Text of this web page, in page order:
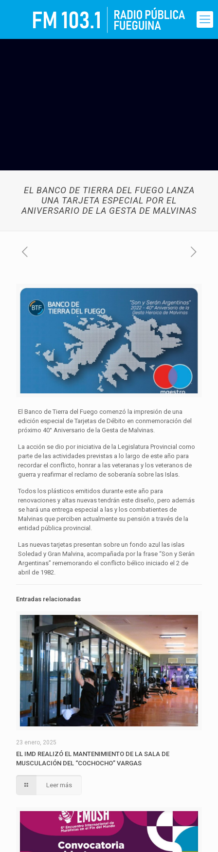
EL BANCO DE TIERRA DEL FUEGO LANZA
UNA TARJETA ESPECIAL POR EL
ANIVERSARIO DE LA GESTA DE MALVINAS
El Banco de Tierra del Fuego comenzó la impresión de una
edición especial de Tarjetas de Débito en conmemoración del
próximo 40° Aniversario de la Gesta de Malvinas.
La acción se dio por iniciativa de la Legislatura Provincial como
parte de las actividades previstas a lo largo de este año para
recordar el conflicto, honrar a las veteranas y los veteranos de
guerra y reafirmar el reclamo de soberanía sobre las Islas.
Todos los plásticos emitidos durante este año para
renovaciones y altas nuevas tendrán este diseño, pero además
se hará una entrega especial a las y los combatientes de
Malvinas que perciben actualmente su pensión a través de la
entidad pública provincial.
Las nuevas tarjetas presentan sobre un fondo azul las islas
Soledad y Gran Malvina, acompañada por la frase “Son y Serán
Argentinas” rememorando el conflicto bélico iniciado el 2 de
abril de 1982.
Entradas relacionadas
23 enero, 2025
EL IMD REALIZÓ EL MANTENIMIENTO DE LA SALA DE
MUSCULACIÓN DEL “COCHOCHO” VARGAS
Leer más